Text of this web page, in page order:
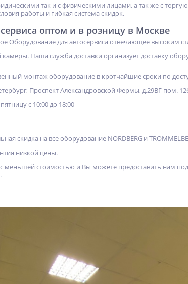
так и с физическими лицами, а так же с
работы и гибкая система скидок.
оптом и в розницу в Москве
Оборудование для автосервиса отвечающее высоким
Наша служба доставки организует доставку
монтаж оборудование в кротчайшие сроки по
Проспект Александровской Фермы, д.29ВГ пом.
с 10:00 до 18:00
скидка на все оборудование NORDBERG и
низкой цены.
меньшей стоимостью и Вы можете предоставить нам